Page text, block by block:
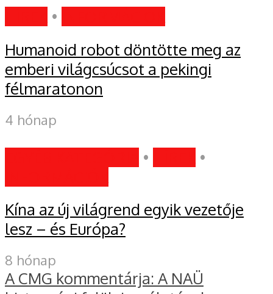
•
Humanoid robot döntötte meg az
emberi világcsúcsot a pekingi
félmaratonon
4 hónap
•
•
Kína az új világrend egyik vezetője
lesz – és Európa?
8 hónap
A CMG kommentárja: A NAÜ